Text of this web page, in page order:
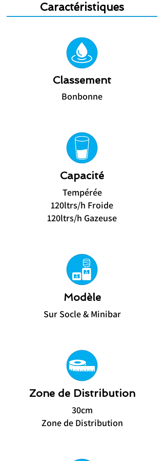
Caractéristiques
Classement
Bonbonne
Capacité
Tempérée
​120ltrs/h Froide
120ltrs/h Gazeuse
Modèle
Sur Socle & Minibar
Zone de Distribution
30cm
Zone de Distribution